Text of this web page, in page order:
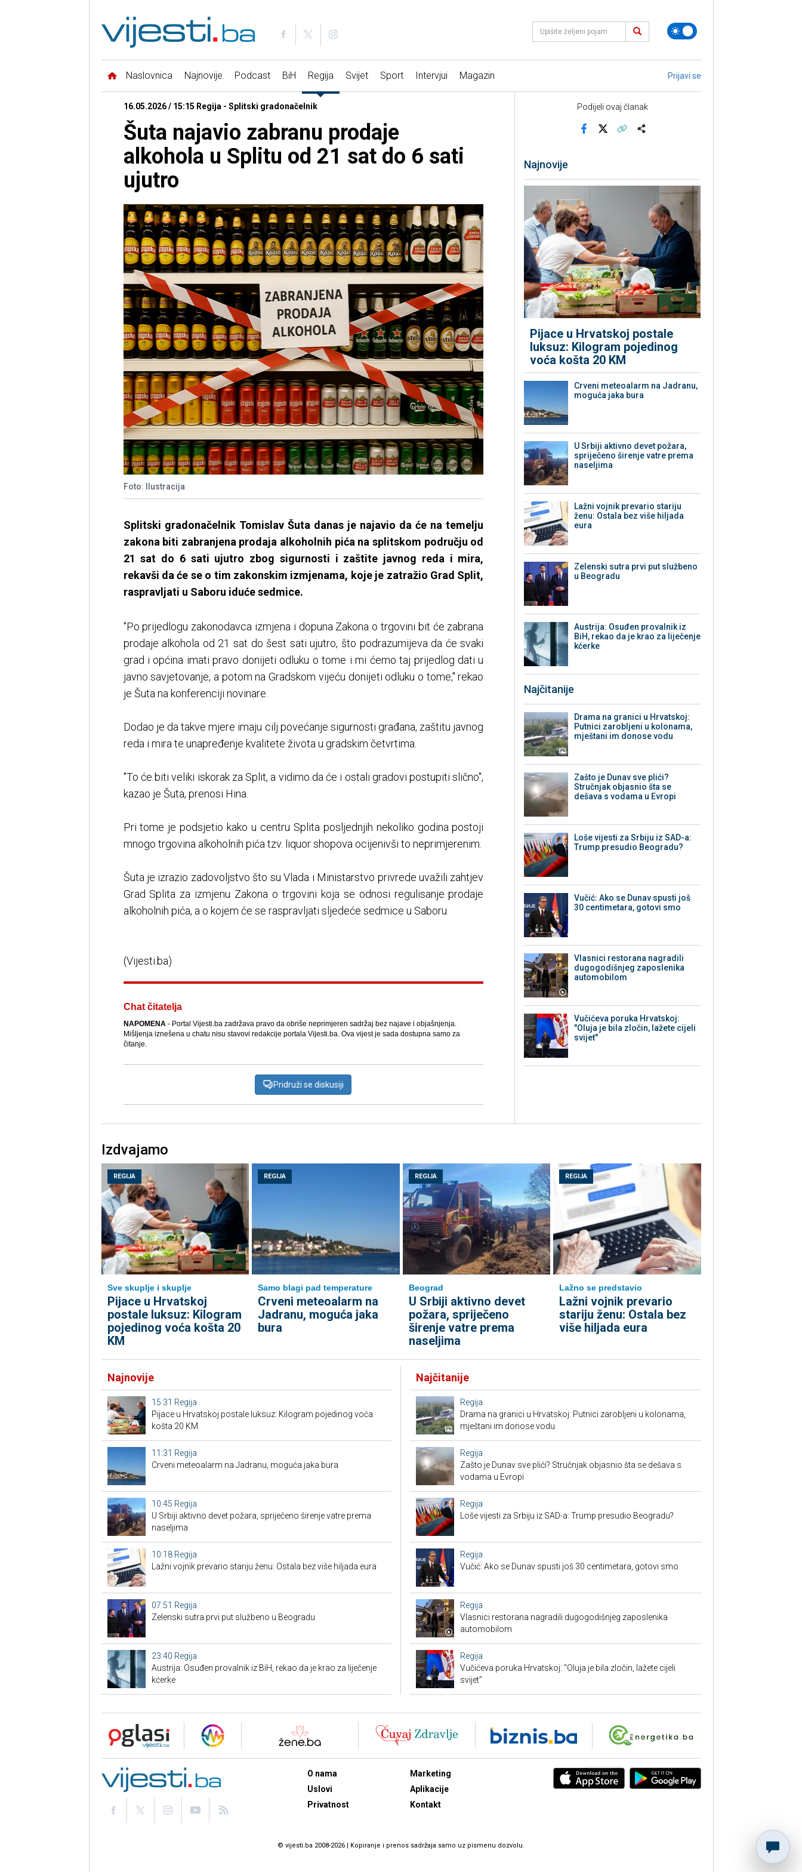
Naslovnica Najnovije Podcast BiH Regija Svijet Sport Intervjui Magazin Prijavi se
16.05.2026 / 15:15 Regija - Splitski gradonačelnik
Šuta najavio zabranu prodaje
alkohola u Splitu od 21 sat do 6 sati
ujutro
Foto: Ilustracija
Splitski gradonačelnik Tomislav Šuta danas je najavio da će na temelju
zakona biti zabranjena prodaja alkoholnih pića na splitskom području od
21 sat do 6 sati ujutro zbog sigurnosti i zaštite javnog reda i mira,
rekavši da će se o tim zakonskim izmjenama, koje je zatražio Grad Split,
raspravljati u Saboru iduće sedmice.
"Po prijedlogu zakonodavca izmjena i dopuna Zakona o trgovini bit će zabrana
prodaje alkohola od 21 sat do šest sati ujutro, što podrazumijeva da će svaki
grad i općina imati pravo donijeti odluku o tome i mi ćemo taj prijedlog dati u
javno savjetovanje, a potom na Gradskom vijeću donijeti odluku o tome," rekao
je Šuta na konferenciji novinare.
Dodao je da takve mjere imaju cilj povećanje sigurnosti građana, zaštitu javnog
reda i mira te unapređenje kvalitete života u gradskim četvrtima.
"To će biti veliki iskorak za Split, a vidimo da će i ostali gradovi postupiti slično",
kazao je Šuta, prenosi Hina.
Pri tome je podsjetio kako u centru Splita posljednjih nekoliko godina postoji
mnogo trgovina alkoholnih pića tzv. liquor shopova ocijenivši to neprimjerenim.
Šuta je izrazio zadovoljstvo što su Vlada i Ministarstvo privrede uvažili zahtjev
Grad Splita za izmjenu Zakona o trgovini koja se odnosi regulisanje prodaje
alkoholnih pića, a o kojem će se raspravljati sljedeće sedmice u Saboru.
(Vijesti.ba)
Chat čitatelja
NAPOMENA- Portal Vijesti.ba zadržava pravo da obriše neprimjeren sadržaj bez najave i objašnjenja.
Mišljenja iznešena u chatu nisu stavovi redakcije portala Vijesti.ba. Ova vijest je sada dostupna samo za
čitanje.
Pridruži se diskusiji
Podijeli ovaj članak
Najnovije
Pijace u Hrvatskoj postale
luksuz: Kilogram pojedinog
voća košta 20 KM
Crveni meteoalarm na Jadranu,
moguća jaka bura
U Srbiji aktivno devet požara,
spriječeno širenje vatre prema
naseljima
Lažni vojnik prevario stariju
ženu: Ostala bez više hiljada
eura
Zelenski sutra prvi put službeno
u Beogradu
Austrija: Osuđen provalnik iz
BiH, rekao da je krao za liječenje
kćerke
Najčitanije
Drama na granici u Hrvatskoj:
Putnici zarobljeni u kolonama,
mještani im donose vodu
Zašto je Dunav sve plići?
Stručnjak objasnio šta se
dešava s vodama u Evropi
Loše vijesti za Srbiju iz SAD-a:
Trump presudio Beogradu?
Vučić: Ako se Dunav spusti još
30 centimetara, gotovi smo
Vlasnici restorana nagradili
dugogodišnjeg zaposlenika
automobilom
Vučićeva poruka Hrvatskoj:
"Oluja je bila zločin, lažete cijeli
svijet"
Izdvajamo
REGIJA
Sve skuplje i skuplje
Pijace u Hrvatskoj
postale luksuz: Kilogram
pojedinog voća košta 20
KM
REGIJA
Samo blagi pad temperature
Crveni meteoalarm na
Jadranu, moguća jaka
bura
REGIJA
Beograd
U Srbiji aktivno devet
požara, spriječeno
širenje vatre prema
naseljima
REGIJA
Lažno se predstavio
Lažni vojnik prevario
stariju ženu: Ostala bez
više hiljada eura
Najnovije
15:31 Regija
Pijace u Hrvatskoj postale luksuz: Kilogram pojedinog voća
košta 20 KM
11:31 Regija
Crveni meteoalarm na Jadranu, moguća jaka bura
10:45 Regija
U Srbiji aktivno devet požara, spriječeno širenje vatre prema
naseljima
10:18 Regija
Lažni vojnik prevario stariju ženu: Ostala bez više hiljada eura
07:51 Regija
Zelenski sutra prvi put službeno u Beogradu
23:40 Regija
Austrija: Osuđen provalnik iz BiH, rekao da je krao za liječenje
kćerke
Najčitanije
Regija
Drama na granici u Hrvatskoj: Putnici zarobljeni u kolonama,
mještani im donose vodu
Regija
Zašto je Dunav sve plići? Stručnjak objasnio šta se dešava s
vodama u Evropi
Regija
Loše vijesti za Srbiju iz SAD-a: Trump presudio Beogradu?
Regija
Vučić: Ako se Dunav spusti još 30 centimetara, gotovi smo
Regija
Vlasnici restorana nagradili dugogodišnjeg zaposlenika
automobilom
Regija
Vučićeva poruka Hrvatskoj: "Oluja je bila zločin, lažete cijeli
svijet"
O nama
Uslovi
Privatnost
Marketing
Aplikacije
Kontakt
© vijesti.ba 2008-2026 | Kopiranje i prenos sadržaja samo uz pismenu dozvolu.